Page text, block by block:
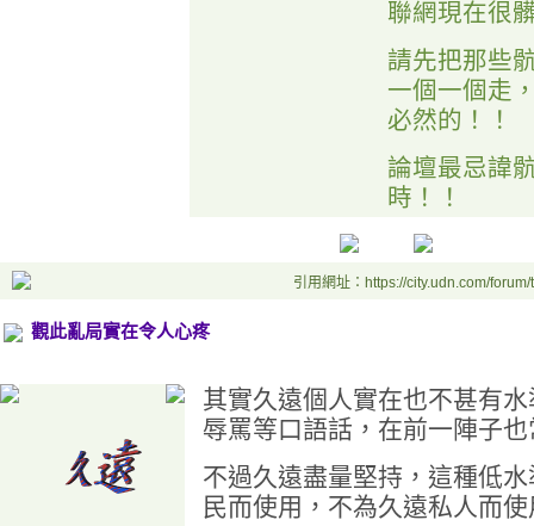
聯網現在很
請先把那些
一個一個走
必然的！！
論壇最忌諱
時！！
引用網址：https://city.udn.com/
觀此亂局實在令人心疼
其實久遠個人實在也不甚有
辱罵等口語話，在前一陣子
不過久遠盡量堅持，這種低
民而使用，不為久遠私人而